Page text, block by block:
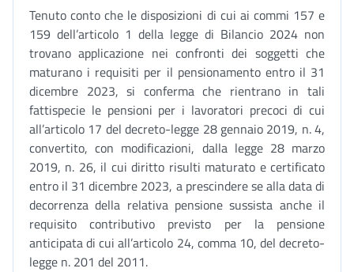
Tenuto conto che le disposizioni di cui ai commi 157 e
159 dell’articolo 1 della legge di Bilancio 2024 non
trovano applicazione nei confronti dei soggetti che
maturano i requisiti per il pensionamento entro il 31
dicembre 2023, si conferma che rientrano in tali
fattispecie le pensioni per i lavoratori precoci di cui
all’articolo 17 del decreto-legge 28 gennaio 2019, n. 4,
convertito, con modificazioni, dalla legge 28 marzo
2019, n. 26, il cui diritto risulti maturato e certificato
entro il 31 dicembre 2023, a prescindere se alla data di
decorrenza della relativa pensione sussista anche il
requisito contributivo previsto per la pensione
anticipata di cui all’articolo 24, comma 10, del decreto-
legge n. 201 del 2011.